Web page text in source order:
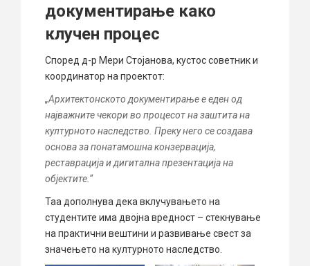
документирање како
клучен процес
Според д-р Мери Стојанова, кустос советник и
координатор на проектот:
„Архитектонското документирање е еден од
најважните чекори во процесот на заштита на
културното наследство. Преку него се создава
основа за понатамошна конзервација,
реставрација и дигитална презентација на
објектите.“
Таа дополнува дека вклучувањето на
студентите има двојна вредност – стекнување
на практични вештини и развивање свест за
значењето на културното наследство.